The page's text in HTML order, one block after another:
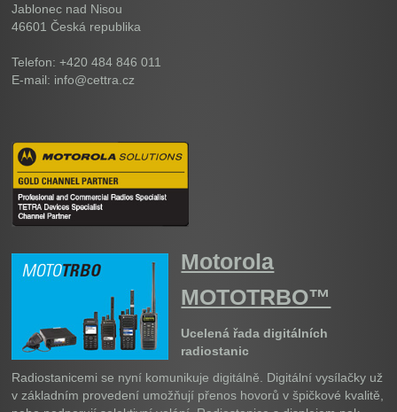
Jablonec nad Nisou
46601Česká republika
Telefon: +420 484 846 011
E-mail: info@cettra.cz
Motorola
MOTOTRBO™
Ucelená řada digitálních
radiostanic
Radiostanicemi se nyní komunikuje digitálně. Digitální vysílačky už
v základním provedení umožňují přenos hovorů v špičkové kvalitě,